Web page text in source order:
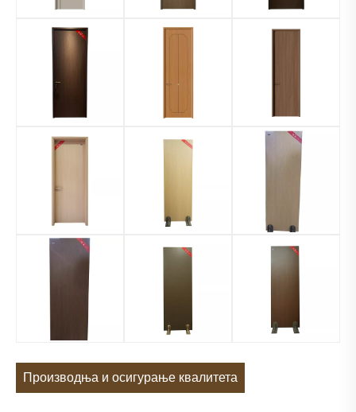
Производња и осигурање квалитета